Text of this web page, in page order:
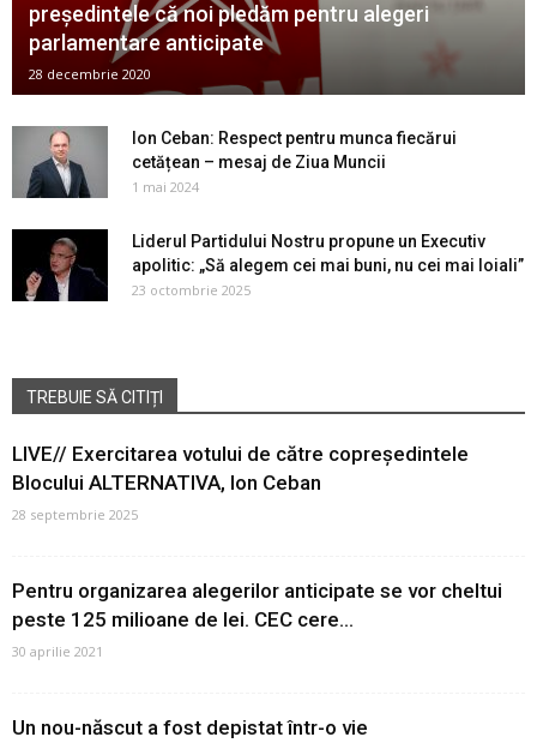
președintele că noi pledăm pentru alegeri
parlamentare anticipate
28 decembrie 2020
Ion Ceban: Respect pentru munca fiecărui
cetățean – mesaj de Ziua Muncii
1 mai 2024
Liderul Partidului Nostru propune un Executiv
apolitic: „Să alegem cei mai buni, nu cei mai loiali”
23 octombrie 2025
TREBUIE SĂ CITIȚI
LIVE// Exercitarea votului de către copreședintele
Blocului ALTERNATIVA, Ion Ceban
28 septembrie 2025
Pentru organizarea alegerilor anticipate se vor cheltui
peste 125 milioane de lei. CEC cere...
30 aprilie 2021
Un nou-născut a fost depistat într-o vie